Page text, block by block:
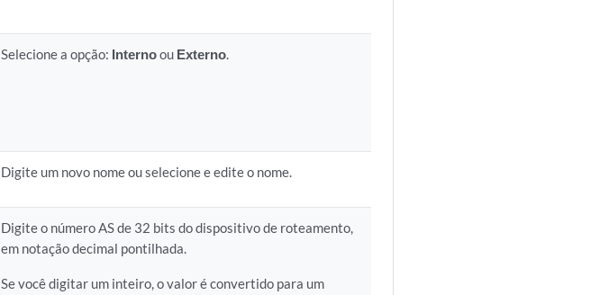
Selecione a opção: Internoou Externo.
Digite um novo nome ou selecione e edite o nome.
Digite o número AS de 32 bits do dispositivo de roteamento,
em notação decimal pontilhada.
Se você digitar um inteiro, o valor é convertido para um